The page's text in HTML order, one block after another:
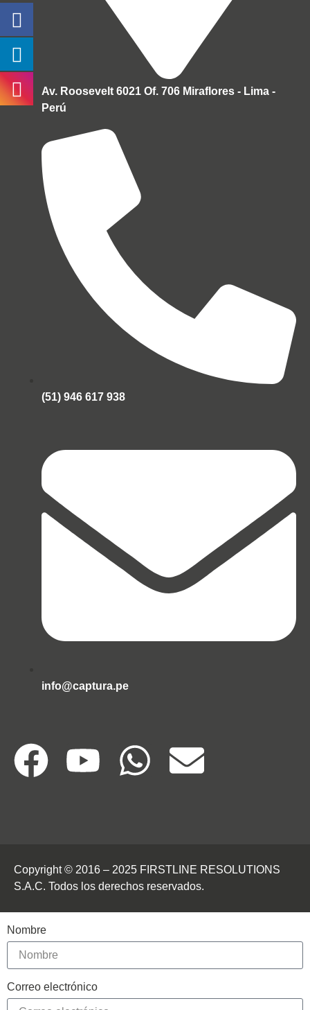
Av. Roosevelt 6021 Of. 706 Miraflores - Lima -
Perú
(51) 946 617 938
info@captura.pe
Copyright © 2016 – 2025 FIRSTLINE RESOLUTIONS
S.A.C. Todos los derechos reservados.
Nombre
Correo electrónico